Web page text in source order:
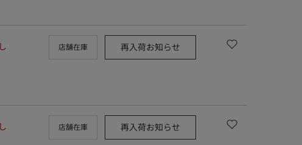
店舗在庫 再入荷お知らせ
店舗在庫 再入荷お知らせ